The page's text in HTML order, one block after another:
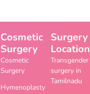
Cosmetic
Surgery
Cosmetic
Surgery
Hymenoplasty
Surgery
Location
Transgender
surgery in
Tamilnadu